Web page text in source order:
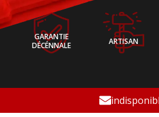
GARANTIE
DÉCÉNNALE
ARTISAN